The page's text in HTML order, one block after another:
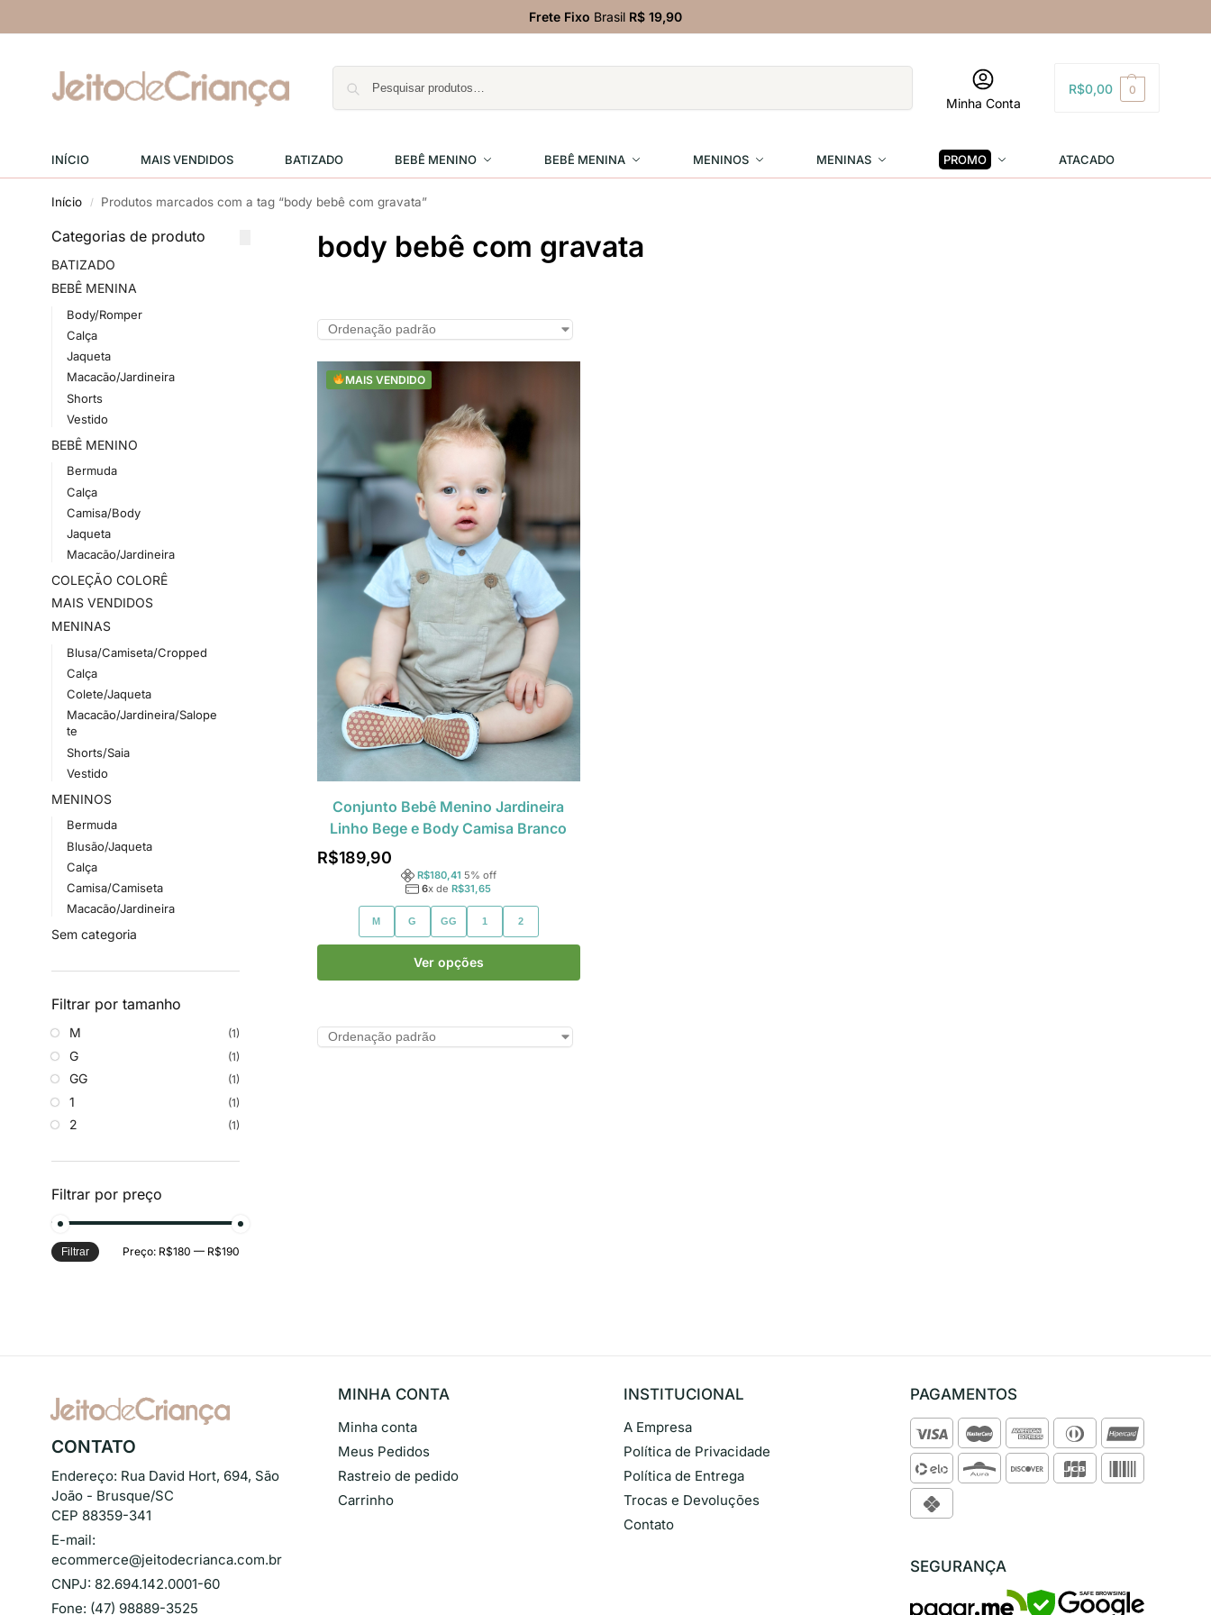
Frete Fixo Brasil R$ 19,90
Minha Conta
R$0,00 0
INÍCIO MAIS VENDIDOS BATIZADO BEBÊ MENINO BEBÊ MENINA MENINOS MENINAS PROMO ATACADO
Início / Produtos marcados com a tag “body bebê com gravata”
body bebê com gravata
MAIS VENDIDO
Conjunto Bebê Menino Jardineira
Linho Bege e Body Camisa Branco
R$189,90
R$180,41 5% off
6x deR$31,65
M G GG 1 2
Ver opções
Categorias de produto
BATIZADO
BEBÊ MENINA
Body/Romper
Calça
Jaqueta
Macacão/Jardineira
Shorts
Vestido
BEBÊ MENINO
Bermuda
Calça
Camisa/Body
Jaqueta
Macacão/Jardineira
COLEÇÃO COLORÊ
MAIS VENDIDOS
MENINAS
Blusa/Camiseta/Cropped
Calça
Colete/Jaqueta
Macacão/Jardineira/Salope
te
Shorts/Saia
Vestido
MENINOS
Bermuda
Blusão/Jaqueta
Calça
Camisa/Camiseta
Macacão/Jardineira
Sem categoria
Filtrar por tamanho
M (1)
G (1)
GG (1)
1 (1)
2 (1)
Filtrar por preço
Filtrar Preço: R$180 — R$190
CONTATO
Endereço: Rua David Hort, 694, São
João - Brusque/SC
CEP 88359-341
E-mail:
ecommerce@jeitodecrianca.com.br
CNPJ: 82.694.142.0001-60
Fone: (47) 98889-3525
MINHA CONTA
Minha conta
Meus Pedidos
Rastreio de pedido
Carrinho
INSTITUCIONAL
A Empresa
Política de Privacidade
Política de Entrega
Trocas e Devoluções
Contato
PAGAMENTOS
SEGURANÇA
SAFE BROWSING